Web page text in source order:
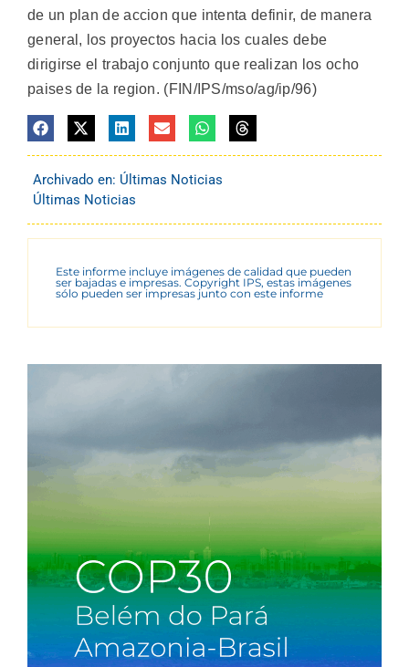
de un plan de accion que intenta definir, de manera
general, los proyectos hacia los cuales debe
dirigirse el trabajo conjunto que realizan los ocho
paises de la region. (FIN/IPS/mso/ag/ip/96)
Archivado en: Últimas Noticias
Últimas Noticias
Este informe incluye imágenes de calidad que pueden
ser bajadas e impresas. Copyright IPS, estas imágenes
sólo pueden ser impresas junto con este informe